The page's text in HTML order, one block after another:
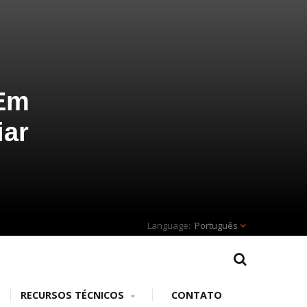
Português
RECURSOS TÉCNICOS CONTATO